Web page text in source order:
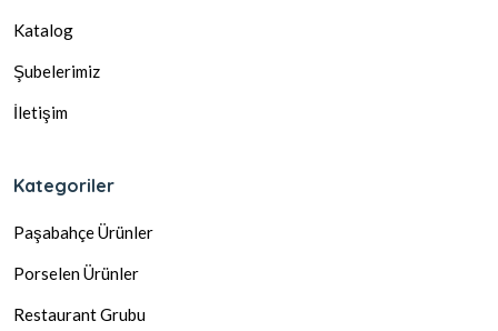
Katalog
Şubelerimiz
İletişim
Kategoriler
Paşabahçe Ürünler
Porselen Ürünler
Restaurant Grubu